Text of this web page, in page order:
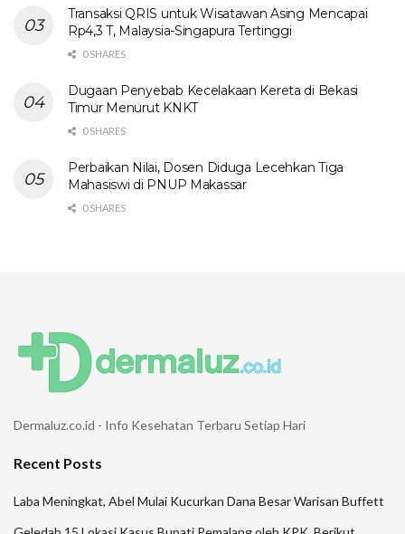
Transaksi QRIS untuk Wisatawan Asing Mencapai
Rp4,3 T, Malaysia-Singapura Tertinggi
0 SHARES
Dugaan Penyebab Kecelakaan Kereta di Bekasi
Timur Menurut KNKT
0 SHARES
Perbaikan Nilai, Dosen Diduga Lecehkan Tiga
Mahasiswi di PNUP Makassar
0 SHARES
Dermaluz.co.id - Info Kesehatan Terbaru Setiap Hari
Recent Posts
Laba Meningkat, Abel Mulai Kucurkan Dana Besar Warisan Buffett